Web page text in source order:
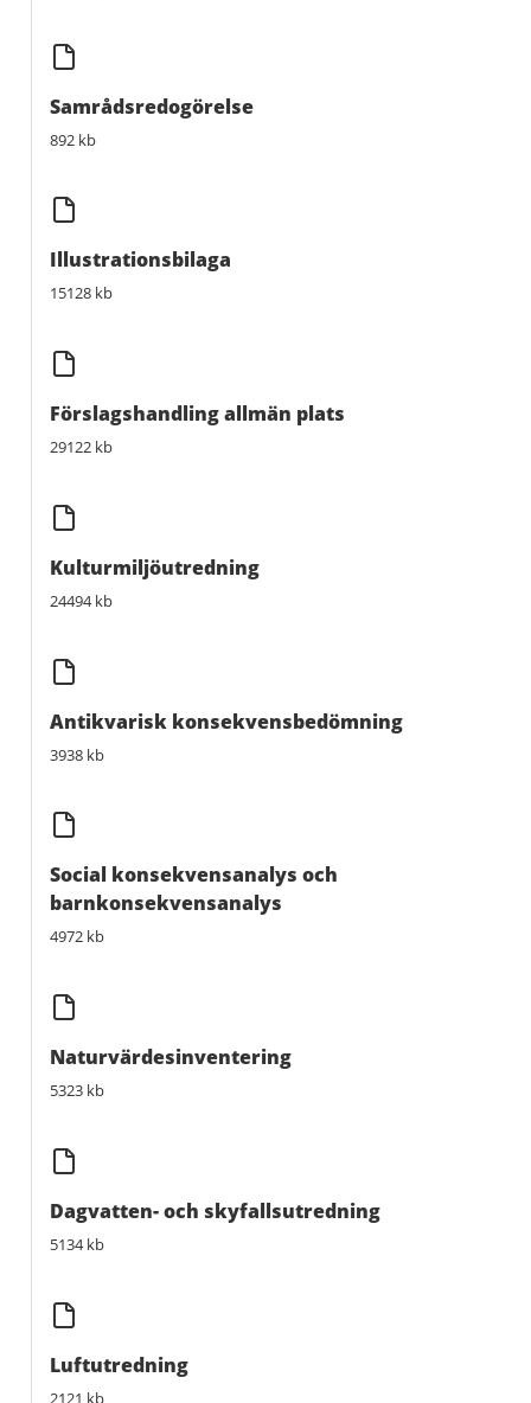
Samrådsredogörelse
892 kb
Illustrationsbilaga
15128 kb
Förslagshandling allmän plats
29122 kb
Kulturmiljöutredning
24494 kb
Antikvarisk konsekvensbedömning
3938 kb
Social konsekvensanalys och
barnkonsekvensanalys
4972 kb
Naturvärdesinventering
5323 kb
Dagvatten- och skyfallsutredning
5134 kb
Luftutredning
2121 kb